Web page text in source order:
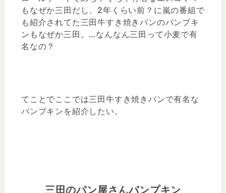
もなぜか三田だし、2年くらい前？に嵐の番組で
も紹介されてた三田牛すき焼きパンのパンプキ
ンもなぜか三田。…なんなん三田って小麦で有
名なの？
てことでここでは三田牛すき焼きパンで有名な
パンプキンを紹介したい。
三田のパン屋さんパンプキン